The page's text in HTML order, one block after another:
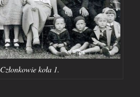
Członkowie koła 1.